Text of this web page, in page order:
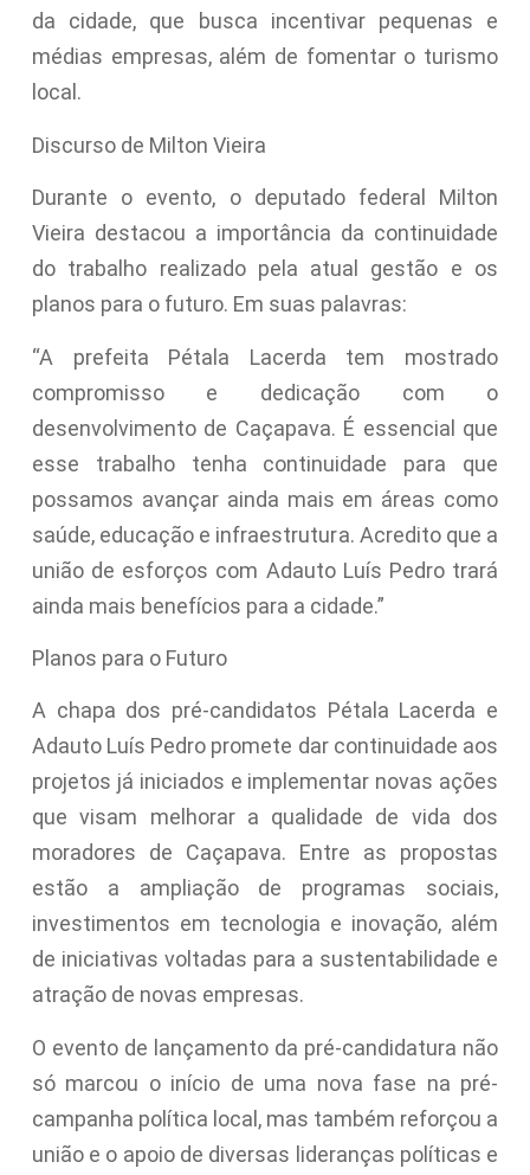
da cidade, que busca incentivar pequenas e
médias empresas, além de fomentar o turismo
local.
Discurso de Milton Vieira
Durante o evento, o deputado federal Milton
Vieira destacou a importância da continuidade
do trabalho realizado pela atual gestão e os
planos para o futuro. Em suas palavras:
“A prefeita Pétala Lacerda tem mostrado
compromisso e dedicação com o
desenvolvimento de Caçapava. É essencial que
esse trabalho tenha continuidade para que
possamos avançar ainda mais em áreas como
saúde, educação e infraestrutura. Acredito que a
união de esforços com Adauto Luís Pedro trará
ainda mais benefícios para a cidade.”
Planos para o Futuro
A chapa dos pré-candidatos Pétala Lacerda e
Adauto Luís Pedro promete dar continuidade aos
projetos já iniciados e implementar novas ações
que visam melhorar a qualidade de vida dos
moradores de Caçapava. Entre as propostas
estão a ampliação de programas sociais,
investimentos em tecnologia e inovação, além
de iniciativas voltadas para a sustentabilidade e
atração de novas empresas.
O evento de lançamento da pré-candidatura não
só marcou o início de uma nova fase na pré-
campanha política local, mas também reforçou a
união e o apoio de diversas lideranças políticas e